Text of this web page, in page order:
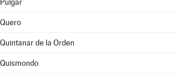
Pulgar
Quero
Quintanar de la Orden
Quismondo